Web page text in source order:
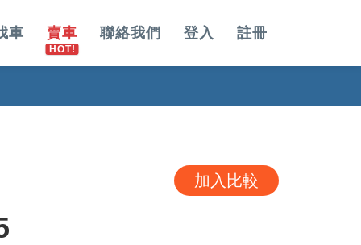
車 賣車 聯絡我們 登入 註冊
加入比較